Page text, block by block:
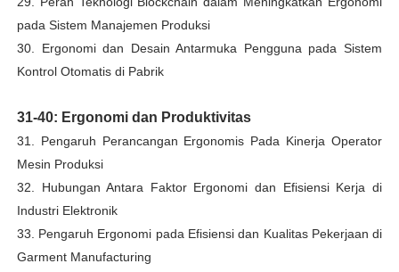
pada Sistem Manajemen Produksi
30. Ergonomi dan Desain Antarmuka Pengguna pada Sistem
Kontrol Otomatis di Pabrik
31-40: Ergonomi dan Produktivitas
31. Pengaruh Perancangan Ergonomis Pada Kinerja Operator
Mesin Produksi
32. Hubungan Antara Faktor Ergonomi dan Efisiensi Kerja di
Industri Elektronik
33. Pengaruh Ergonomi pada Efisiensi dan Kualitas Pekerjaan di
Garment Manufacturing